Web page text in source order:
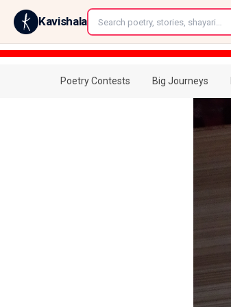
Kavishala
Poetry Contests Big Journeys